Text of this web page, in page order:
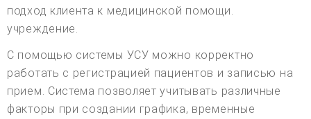
подход клиента к медицинской помощи.
учреждение.
С помощью системы УСУ можно корректно
работать с регистрацией пациентов и записью на
прием. Система позволяет учитывать различные
факторы при создании графика, временные